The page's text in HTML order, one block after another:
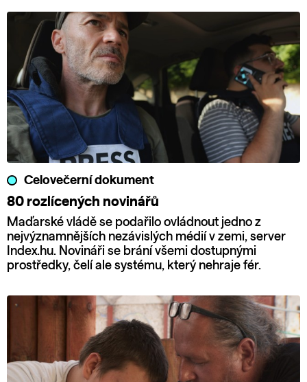
Celovečerní dokument
80 rozlícených novinářů
Maďarské vládě se podařilo ovládnout jedno z
nejvýznamnějších nezávislých médií v zemi, server
Index.hu. Novináři se brání všemi dostupnými
prostředky, čelí ale systému, který nehraje fér.